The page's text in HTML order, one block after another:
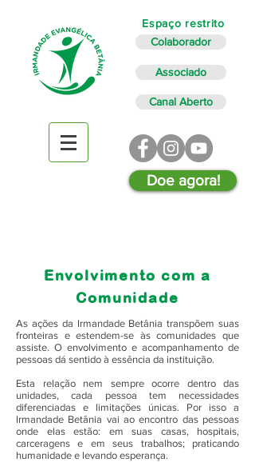
Espaço restrito
Colaborador
Associado
Canal Aberto
Doe agora!
Envolvimento com a
Comunidade
As ações da Irmandade Betânia transpõem suas
fronteiras e estendem-se às comunidades que
assiste. O envolvimento e acompanhamento de
pessoas dá sentido à essência da instituição.
Esta relação nem sempre ocorre dentro das
unidades, cada pessoa tem necessidades
diferenciadas e limitações únicas. Por isso a
Irmandade Betânia vai ao encontro das pessoas
onde elas estão: em suas casas, hospitais,
carceragens e em seus trabalhos; praticando
humanidade e levando esperança.